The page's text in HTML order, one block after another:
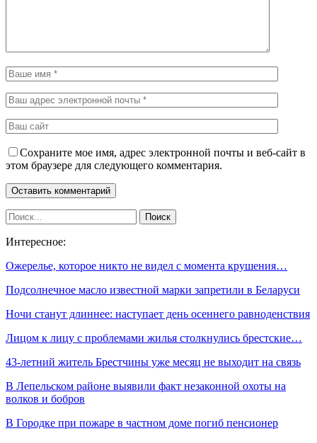
Сохраните мое имя, адрес электронной почты и веб-сайт в
этом браузере для следующего комментария.
Интересное:
Ожерелье, которое никто не видел с момента крушения…
Подсолнечное масло известной марки запретили в Беларуси
Ночи станут длиннее: наступает день осеннего равноденствия
Лицом к лицу с проблемами жилья столкнулись брестские…
43-летний житель Брестчины уже месяц не выходит на связь
В Лепельском районе выявили факт незаконной охоты на
волков и бобров
В Городке при пожаре в частном доме погиб пенсионер